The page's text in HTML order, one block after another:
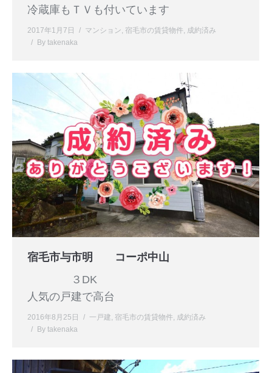
冷蔵庫もＴＶも付いています
2017年1月7日 マンション, 宿毛市の賃貸物件, 成約済み
By takenaka
宿毛市与市明 コーポ中山
３DK
人気の戸建で高台
2016年8月25日 一戸建, 宿毛市の賃貸物件, 成約済み
By takenaka